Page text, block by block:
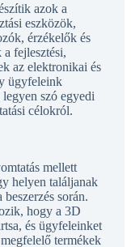
eszközök,
érzékelők és
a fejlesztési,
az elektronikai és
ügyfeleink
szó egyedi
célokról.
helyen találjanak
során.
hogy a 3D
és ügyfeleinket
termékek
a megbízhatóság